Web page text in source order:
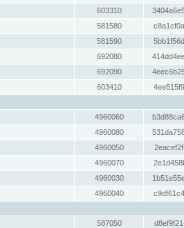
603310
581580
581590
692080
692090
603410
4960060
4960080
4960050
4960070
4960030
4960040
587050